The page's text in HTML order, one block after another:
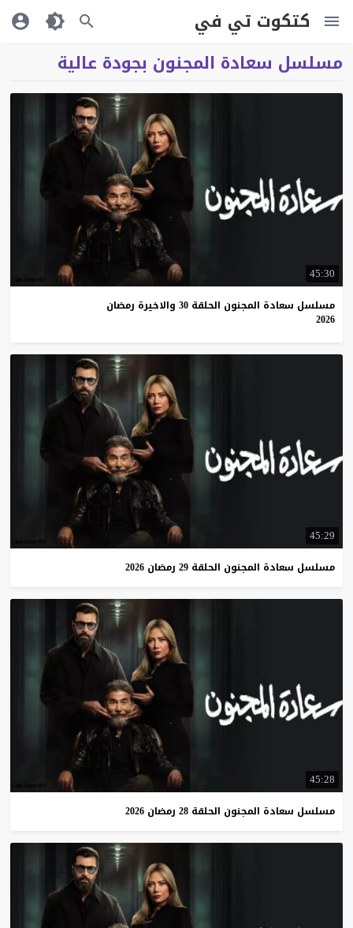
كتكوت تي في
مسلسل سعادة المجنون بجودة عالية
45:30
مسلسل سعادة المجنون الحلقة 30 والاخيرة رمضان
2026
45:29
مسلسل سعادة المجنون الحلقة 29 رمضان 2026
45:28
مسلسل سعادة المجنون الحلقة 28 رمضان 2026